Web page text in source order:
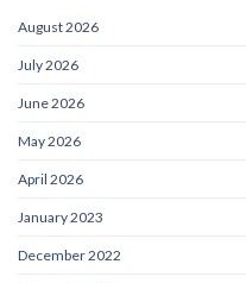
August 2026
July 2026
June 2026
May 2026
April 2026
January 2023
December 2022